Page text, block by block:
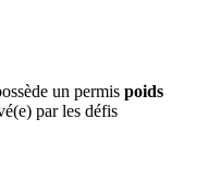
un permis poids
par les défis